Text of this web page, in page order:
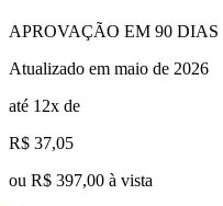
APROVAÇÃO EM 90 DIAS
Atualizado em maio de 2026
até 12x de
R$ 37,05
ou R$ 397,00 à vista